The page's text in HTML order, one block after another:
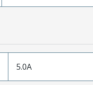
5.0A